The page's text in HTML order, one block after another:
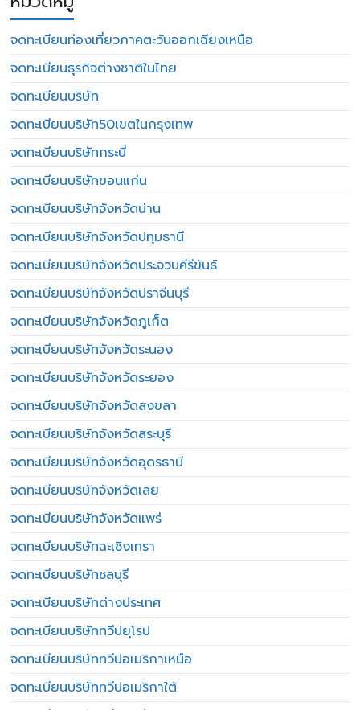
จดทะเบียนท่องเที่ยวภาคตะวันออกเฉียงเหนือ
จดทะเบียนธุรกิจต่างชาติในไทย
จดทะเบียนบริษัท
จดทะเบียนบริษัท50เขตในกรุงเทพ
จดทะเบียนบริษัทกระบี่
จดทะเบียนบริษัทขอนแก่น
จดทะเบียนบริษัทจังหวัดน่าน
จดทะเบียนบริษัทจังหวัดปทุมธานี
จดทะเบียนบริษัทจังหวัดประจวบคีรีขันธ์
จดทะเบียนบริษัทจังหวัดปราจีนบุรี
จดทะเบียนบริษัทจังหวัดภูเก็ต
จดทะเบียนบริษัทจังหวัดระนอง
จดทะเบียนบริษัทจังหวัดระยอง
จดทะเบียนบริษัทจังหวัดสงขลา
จดทะเบียนบริษัทจังหวัดสระบุรี
จดทะเบียนบริษัทจังหวัดอุดรธานี
จดทะเบียนบริษัทจังหวัดเลย
จดทะเบียนบริษัทจังหวัดแพร่
จดทะเบียนบริษัทฉะเชิงเทรา
จดทะเบียนบริษัทชลบุรี
จดทะเบียนบริษัทต่างประเทศ
จดทะเบียนบริษัททวีปยุโรป
จดทะเบียนบริษัททวีปอเมริกาเหนือ
จดทะเบียนบริษัททวีปอเมริกาใต้